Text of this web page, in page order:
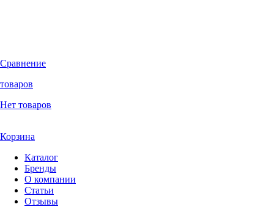
Сравнение
товаров
Нет товаров
Корзина
Каталог
Бренды
О компании
Статьи
Отзывы